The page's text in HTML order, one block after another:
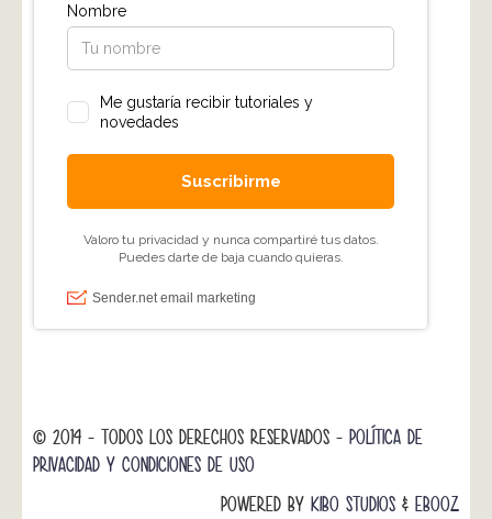
© 2014 - TODOS LOS DERECHOS RESERVADOS - POLÍTICA DE
PRIVACIDAD Y CONDICIONES DE USO
POWERED BY KIBO STUDIOS & EBOOZ